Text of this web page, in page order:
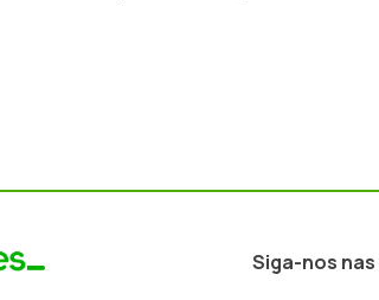
Siga-nos